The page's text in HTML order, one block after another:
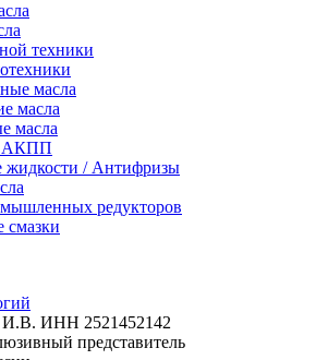
техники
масла
масла
масла
АКПП
/ Антифризы
редукторов
смазки
ИНН 2521452142
представитель